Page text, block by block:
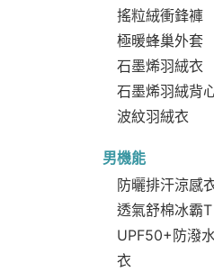
搖粒絨衝鋒褲
極暖蜂巢外套
石墨烯羽絨衣
石墨烯羽絨背
波紋羽絨衣
男機能
防曬排汗涼感
透氣舒棉冰霸T
UPF50+防潑
衣